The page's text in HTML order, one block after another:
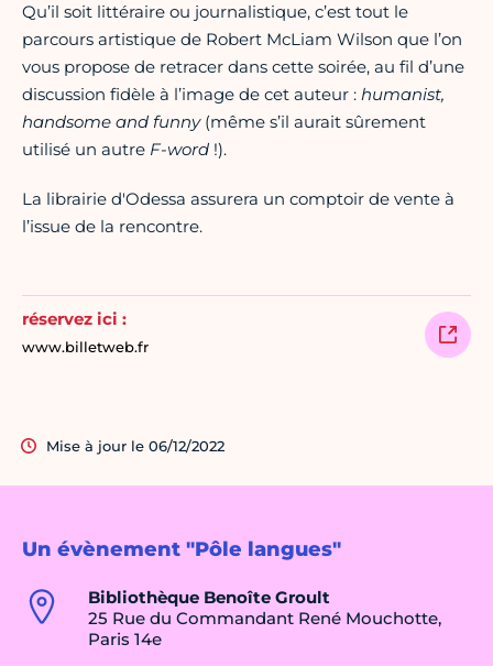
Un évènement "Pôle langues"
Bibliothèque Benoîte Groult
25 Rue du Commandant René Mouchotte,
Paris 14e
Qu’il soit littéraire ou journalistique, c’est tout le
parcours artistique de Robert McLiam Wilson que l’on
vous propose de retracer dans cette soirée, au fil d’une
discussion fidèle à l’image de cet auteur : humanist,
handsome and funny(même s’il aurait sûrement
utilisé un autre F-word !).
La librairie d'Odessa assurera un comptoir de vente à
l’issue de la rencontre.
réservez ici :
www.billetweb.fr
Mise à jour le 06/12/2022